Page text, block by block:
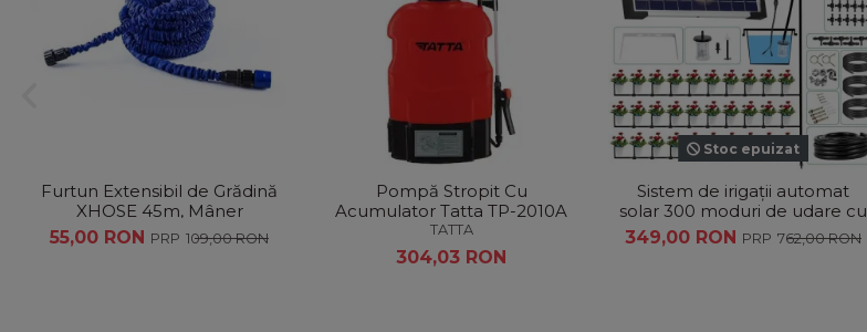
Furtun Extensibil de Grădină
XHOSE 45m, Mâner
Ergonomic + Mănuși Grădină
Cadou
55,00 RON 109,00 RON
Pompă Stropit Cu
Acumulator Tatta TP-2010A
TATTA
304,03 RON
Stoc epuizat
Sistem de irigații automat
solar 300 moduri de udare cu
furtun picurare 30 m - 30 m
furtun
349,00 RON 762,00 RON